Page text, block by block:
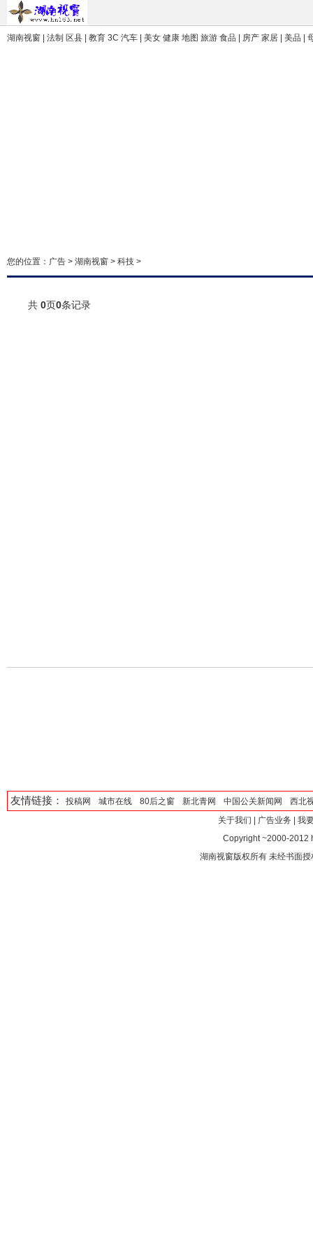
湖南视窗 | 法制 区县 | 教育 3C 汽车 | 美女 健康 地图 旅游 食品 | 房产 家居 | 美品 |
您的位置： 广告 > 湖南视窗 > 科技 >
共 0页0条记录
友情链接： 投稿网 城市在线 80后之窗 新北青网 中国公关新闻网
西北
关于我们
广告业务
我
Copyright ~2000-2012
湖南视窗版权所有 未经书面